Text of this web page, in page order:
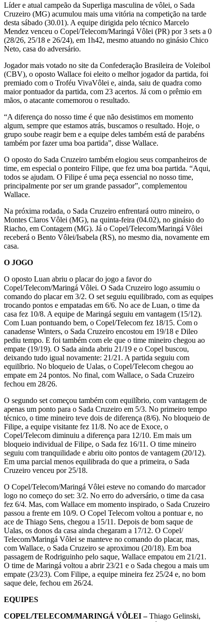
Líder e atual campeão da Superliga masculina de vôlei, o Sada
Cruzeiro (MG) acumulou mais uma vitória na competição na tarde
desta sábado (30.01). A equipe dirigida pelo técnico Marcelo
Mendez venceu o Copel/Telecom/Maringá Vôlei (PR) por 3 sets a 0
(28/26, 25/18 e 26/24), em 1h42, mesmo atuando no ginásio Chico
Neto, casa do adversário.
Jogador mais votado no site da Confederação Brasileira de Voleibol
(CBV), o oposto Wallace foi eleito o melhor jogador da partida, foi
premiado com o Troféu VivaVôlei e, ainda, saiu de quadra como
maior pontuador da partida, com 23 acertos. Já com o prêmio em
mãos, o atacante comemorou o resultado.
“A diferença do nosso time é que não desistimos em momento
algum, sempre que estamos atrás, buscamos o resultado. Hoje, o
grupo soube reagir bem e a equipe deles também está de parabéns
também por fazer uma boa partida”, disse Wallace.
O oposto do Sada Cruzeiro também elogiou seus companheiros de
time, em especial o ponteiro Filipe, que fez uma boa partida. “Aqui,
todos se ajudam. O Filipe é uma peça essencial no nosso time,
principalmente por ser um grande passador”, complementou
Wallace.
Na próxima rodada, o Sada Cruzeiro enfrentará outro mineiro, o
Montes Claros Vôlei (MG), na quinta-feira (04.02), no ginásio do
Riacho, em Contagem (MG). Já o Copel/Telecom/Maringá Vôlei
receberá o Bento Vôlei/Isabela (RS), no mesmo dia, novamente em
casa.
O JOGO
O oposto Luan abriu o placar do jogo a favor do
Copel/Telecom/Maringá Vôlei. O Sada Cruzeiro logo assumiu o
comando do placar em 3/2. O set seguiu equilibrado, com as equipes
trocando pontos e empatadas em 6/6. No ace de Luan, o time da
casa fez 10/8. A equipe de Maringá seguiu em vantagem (15/12).
Com Luan pontuando bem, o Copel/Telecom fez 18/15. Com o
canadense Winters, o Sada Cruzeiro encostou em 19/18 e Dileo
pediu tempo. E foi também com ele que o time mineiro chegou ao
empate (19/19). O Sada ainda abriu 21/19 e o Copel buscou,
deixando tudo igual novamente: 21/21. A partida seguiu com
equilíbrio. No bloqueio de Ualas, o Copel/Telecom chegou ao
empate em 24 pontos. No final, com Wallace, o Sada Cruzeiro
fechou em 28/26.
O segundo set começou também com equilíbrio, com vantagem de
apenas um ponto para o Sada Cruzeiro em 5/3. No primeiro tempo
técnico, o time mineiro teve dois de diferença (8/6). No bloqueio de
Filipe, a equipe visitante fez 11/8. No ace de Exoce, o
Copel/Telecom diminuiu a diferença para 12/10. Em mais um
bloqueio individual de Filipe, o Sada fez 16/11. O time mineiro
seguiu com tranquilidade e abriu oito pontos de vantagem (20/12).
Em uma parcial menos equilibrada do que a primeira, o Sada
Cruzeiro venceu por 25/18.
O Copel/Telecom/Maringá Vôlei esteve no comando do marcador
logo no começo do set: 3/2. No erro do adversário, o time da casa
fez 6/4. Mas, com Wallace em momento inspirado, o Sada Cruzeiro
passou a frente em 10/9. O Copel Telecom voltou a pontuar e, no
ace de Thiago Sens, chegou a 15/11. Depois de bom saque de
Ualas, os donos da casa ainda chegaram a 17/12. O Copel/
Telecom/Maringá Vôlei se manteve no comando do placar, mas,
com Wallace, o Sada Cruzeiro se aproximou (20/18). Em boa
passagem de Rodriguinho pelo saque, Wallace empatou em 21/21.
O time de Maringá voltou a abrir 23/21 e o Sada chegou a mais um
empate (23/23). Com Filipe, a equipe mineira fez 25/24 e, no bom
saque dele, fechou em 26/24.
EQUIPES
COPEL/TELECOM/MARINGÁ VÔLEI –Thiago Gelinski,